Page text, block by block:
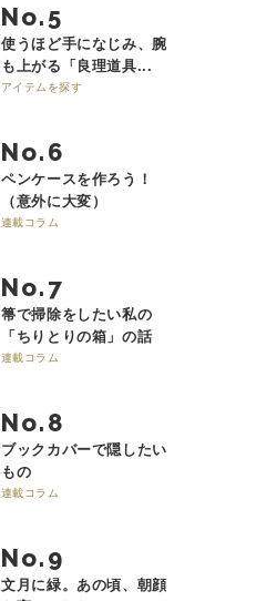
No.
使うほど手になじみ、腕
も上がる「良理道具...
アイテムを探す
No.
ペンケースを作ろう！
（意外に大変）
連載コラム
No.
箒で掃除をしたい私の
「ちりとりの箱」の話
連載コラム
No.
ブックカバーで隠したい
もの
連載コラム
No.
文月に緑。あの頃、朝顔